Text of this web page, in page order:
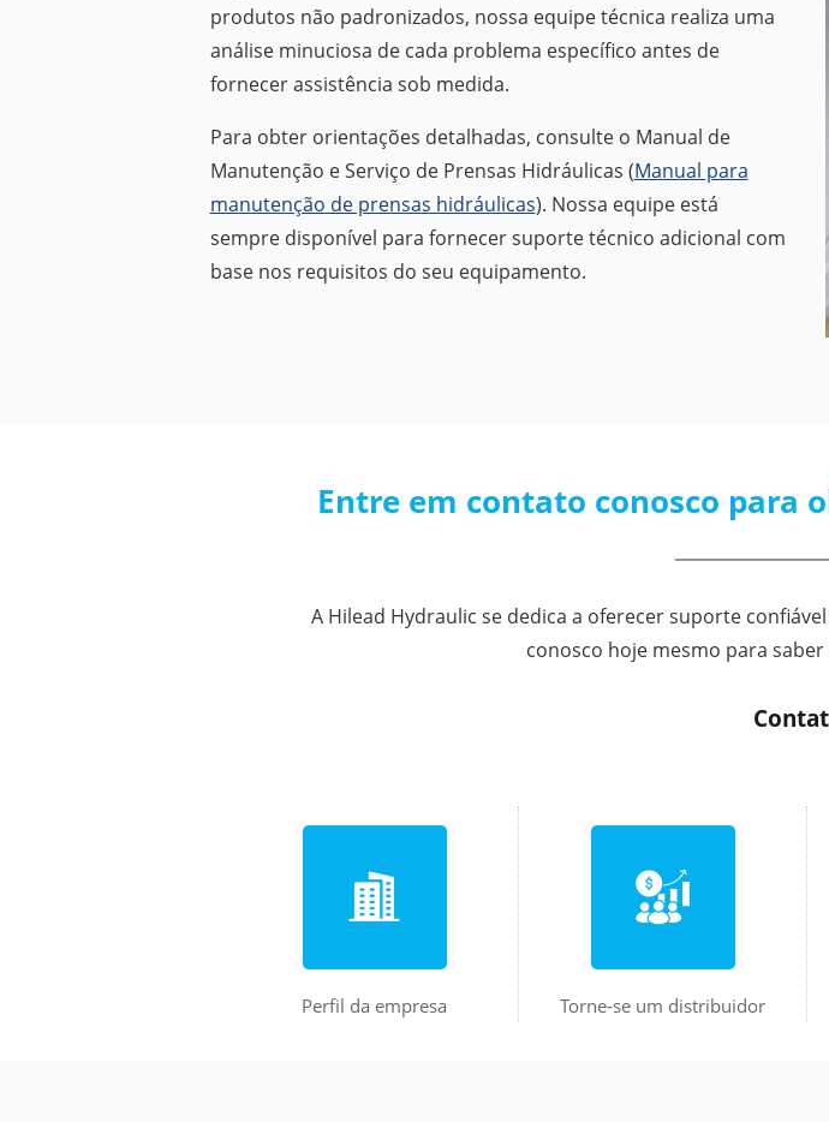
produtos não padronizados, nossa equipe técnica realiza uma
análise minuciosa de cada problema específico antes de
fornecer assistência sob medida.
Para obter orientações detalhadas, consulte o Manual de
Manutenção e Serviço de Prensas Hidráulicas (Manual para
manutenção de prensas hidráulicas). Nossa equipe está
sempre disponível para fornecer suporte técnico adicional com
base nos requisitos do seu equipamento.
Entre em contato conosco para
A Hilead Hydraulic se dedica a oferecer suporte
conosco hoje mesmo para
Perfil da empresa Torne-se um distribuidor